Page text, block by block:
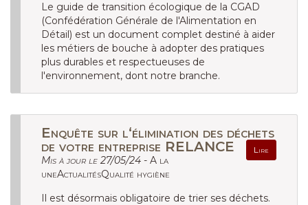
Le guide de transition écologique de la CGAD
(Confédération Générale de l'Alimentation en
Détail) est un document complet destiné à aider
les métiers de bouche à adopter des pratiques
plus durables et respectueuses de
l'environnement, dont notre branche.
Enquête sur l‘élimination des déchets
de votre entreprise RELANCE
Lire
Mis à jour le 27/05/24 - A la
uneActualitésQualité hygiène
Il est désormais obligatoire de trier ses déchets.